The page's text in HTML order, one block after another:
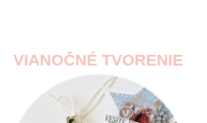
VIANOČNÉ TVORENIE